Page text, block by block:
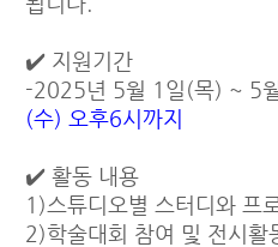
✔️ 지원기간
-2025년 5월 1일(목) ~ 5
(수) 오후6시까지
✔️ 활동 내용
1)스튜디오별 스터디와 프
2)학술대회 참여 및 전시활